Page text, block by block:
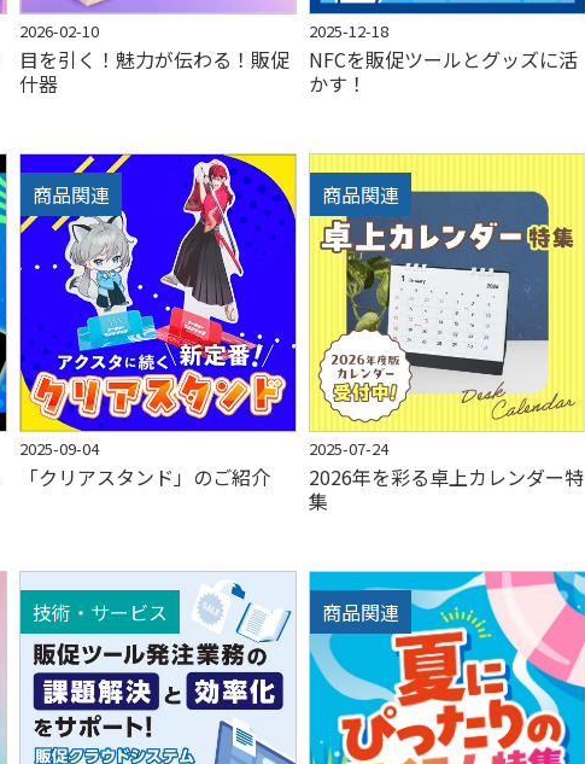
2026-02-10
目を引く！魅力が伝わる！販促
什器
2025-12-18
NFCを販促ツールとグッズに活
かす！
商品関連
2025-09-04
「クリアスタンド」のご紹介
商品関連
2025-07-24
2026年を彩る卓上カレンダー特
集
技術・サービス 商品関連